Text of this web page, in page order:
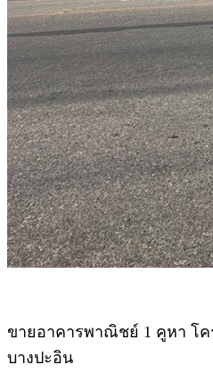
ขายอาคารพาณิชย์ 1 คูหา โ
บางปะอิน